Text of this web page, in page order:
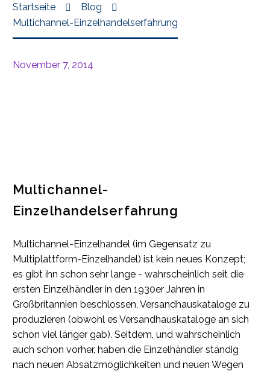
Startseite
Blog
Multichannel-Einzelhandelserfahrung
November 7, 2014
Multichannel-
Einzelhandelserfahrung
Multichannel-Einzelhandel (im Gegensatz zu
Multiplattform-Einzelhandel) ist kein neues Konzept;
es gibt ihn schon sehr lange - wahrscheinlich seit die
ersten Einzelhändler in den 1930er Jahren in
Großbritannien beschlossen, Versandhauskataloge zu
produzieren (obwohl es Versandhauskataloge an sich
schon viel länger gab). Seitdem, und wahrscheinlich
auch schon vorher, haben die Einzelhändler ständig
nach neuen Absatzmöglichkeiten und neuen Wegen